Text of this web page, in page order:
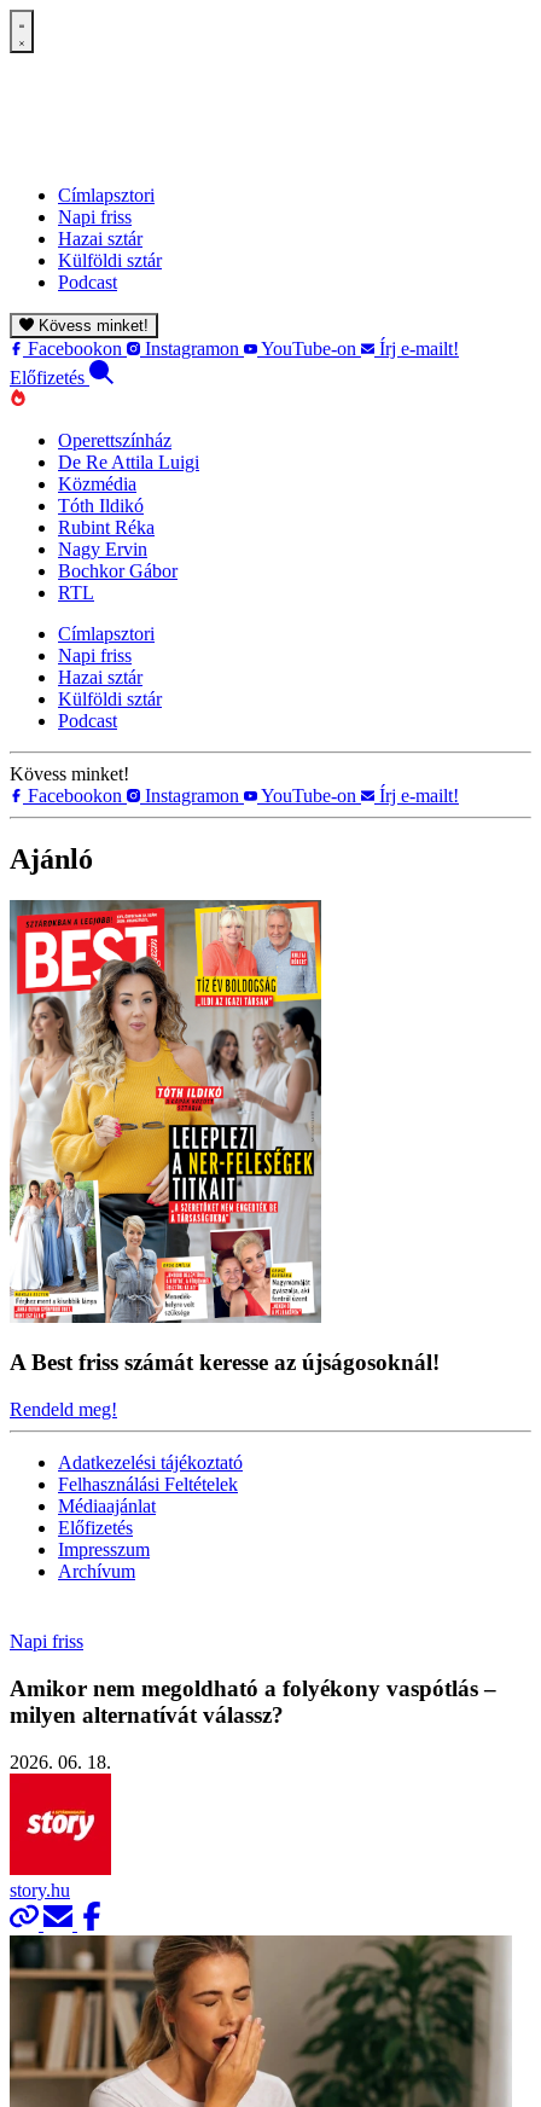
Címlapsztori
Napi friss
Hazai sztár
Külföldi sztár
Podcast
Kövess minket!
Facebookon Instagramon YouTube-on
Írj e-mailt!
Előfizetés
Operettszínház
De Re Attila Luigi
Közmédia
Tóth Ildikó
Rubint Réka
Nagy Ervin
Bochkor Gábor
RTL
Címlapsztori
Napi friss
Hazai sztár
Külföldi sztár
Podcast
Kövess minket!
Facebookon
Instagramon YouTube-on Írj e-mailt!
Ajánló
A Best friss számát keresse az újságosoknál!
Rendeld meg!
Adatkezelési tájékoztató
Felhasználási Feltételek
Médiaajánlat
Előfizetés
Impresszum
Archívum
Napi friss
Amikor nem megoldható a folyékony vaspótlás –
milyen alternatívát válassz?
2026. 06. 18.
story.hu